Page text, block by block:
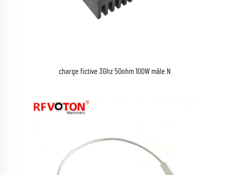
charge fictive 3Ghz 50ohm 100W mâle N